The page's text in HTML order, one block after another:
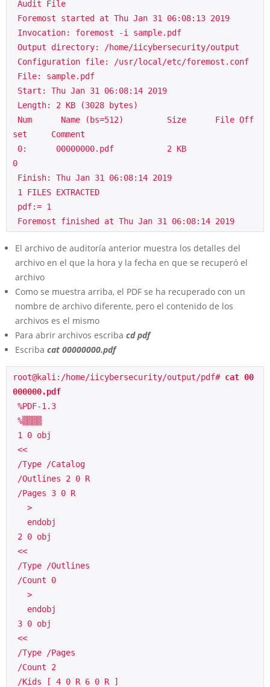
Audit File
Foremost started at Thu Jan 31 06:08:13 2019
Invocation: foremost -i sample.pdf
Output directory: /home/iicybersecurity/output
Configuration file: /usr/local/etc/foremost.conf
File: sample.pdf
Start: Thu Jan 31 06:08:14 2019
Length: 2 KB (3028 bytes)
set     Comment
0
Finish: Thu Jan 31 06:08:14 2019
1 FILES EXTRACTED
pdf:= 1
Foremost finished at Thu Jan 31 06:08:14 2019
El archivo de auditoría anterior muestra los detalles del
archivo en el que la hora y la fecha en que se recuperó el
archivo
Como se muestra arriba, el PDF se ha recuperado con un
nombre de archivo diferente, pero el contenido de los
archivos es el mismo
Para abrir archivos escriba cd pdf
Escriba cat 00000000.pdf
root@kali:/home/iicybersecurity/output/pdf# cat 00
000000.pdf
%PDF-1.3
%▒▒▒▒
1 0 obj
<<
/Type /Catalog
/Outlines 2 0 R
/Pages 3 0 R
   >
   endobj
2 0 obj
<<
/Type /Outlines
/Count 0
   >
   endobj
3 0 obj
<<
/Type /Pages
/Count 2
/Kids [ 4 0 R 6 0 R ]